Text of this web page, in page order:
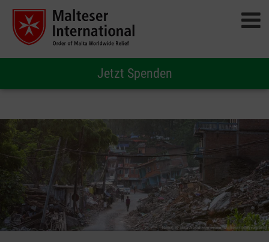
Jetzt Spenden